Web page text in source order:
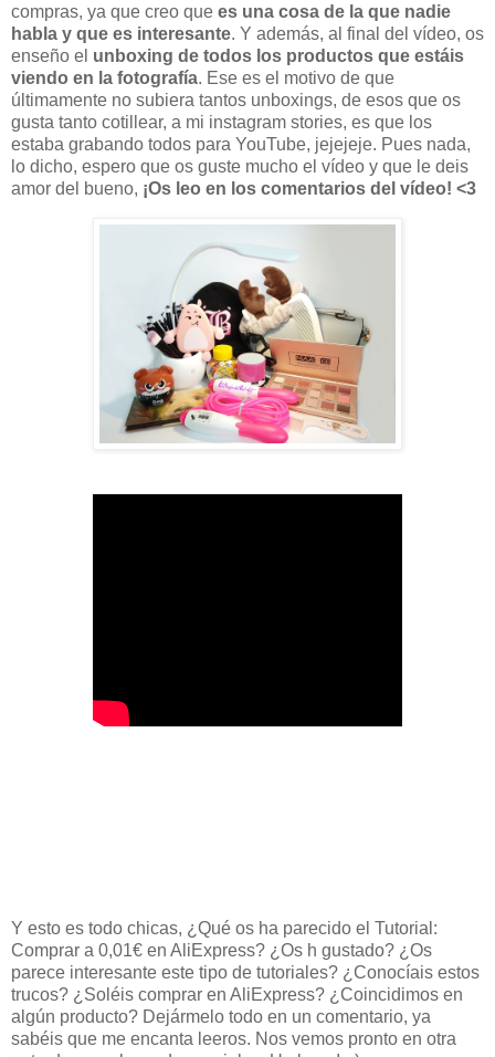
compras, ya que creo que es una cosa de la que nadie
habla y que es interesante. Y además, al final del vídeo, os
enseño el unboxing de todos los productos que estáis
viendo en la fotografía. Ese es el motivo de que
últimamente no subiera tantos unboxings, de esos que os
gusta tanto cotillear, a mi instagram stories, es que los
estaba grabando todos para YouTube, jejejeje. Pues nada,
lo dicho, espero que os guste mucho el vídeo y que le deis
amor del bueno, ¡Os leo en los comentarios del vídeo! <3
Y esto es todo chicas, ¿Qué os ha parecido el Tutorial:
Comprar a 0,01€ en AliExpress? ¿Os h gustado? ¿Os
parece interesante este tipo de tutoriales? ¿Conocíais estos
trucos? ¿Soléis comprar en AliExpress? ¿Coincidimos en
algún producto? Dejármelo todo en un comentario, ya
sabéis que me encanta leeros. Nos vemos pronto en otra